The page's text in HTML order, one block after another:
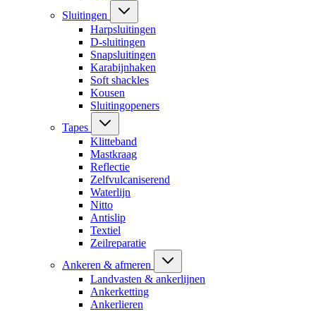
Sluitingen
Harpsluitingen
D-sluitingen
Snapsluitingen
Karabijnhaken
Soft shackles
Kousen
Sluitingopeners
Tapes
Klitteband
Mastkraag
Reflectie
Zelfvulcaniserend
Waterlijn
Nitto
Antislip
Textiel
Zeilreparatie
Ankeren & afmeren
Landvasten & ankerlijnen
Ankerketting
Ankerlieren